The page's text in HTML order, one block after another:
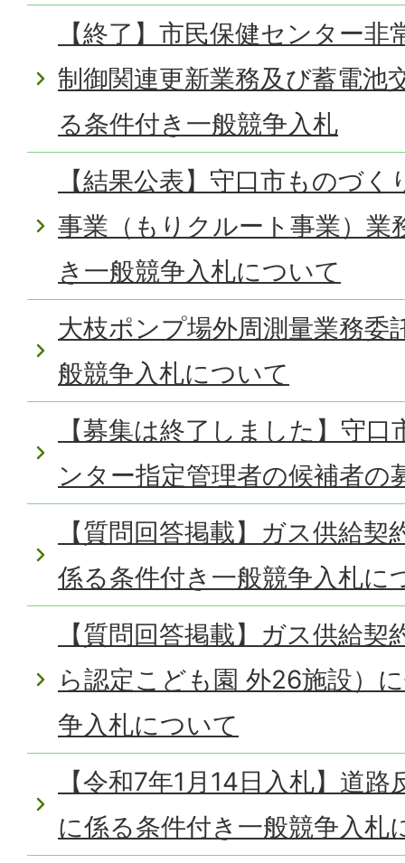
【終了】市民保健センター
制御関連更新業務及び蓄電池
る条件付き一般競争入札
【結果公表】守口市ものづ
事業（もりクルート事業）業
き一般競争入札について
大枝ポンプ場外周測量業務委
般競争入札について
【募集は終了しました】守
ンター指定管理者の候補者の
【質問回答掲載】ガス供給
係る条件付き一般競争入札に
【質問回答掲載】ガス供給
ら認定こども園 外26施設）
争入札について
【令和7年1月14日入札】道
に係る条件付き一般競争入札